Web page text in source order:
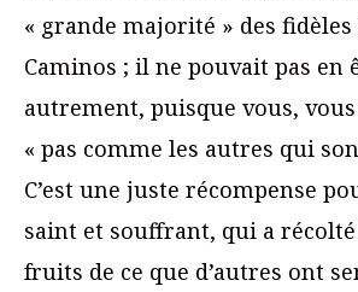
« grande majorité » des fidèles
Caminos ; il ne pouvait pas en
autrement, puisque vous,
« pas comme les autres qui
C’est une juste récompense
saint et souffrant, qui a
fruits de ce que d’autres ont